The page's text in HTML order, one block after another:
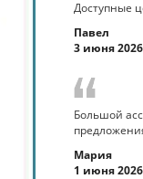
Доступные
Павел
3 июня 2026
Большой
Мария
1 июня 2026